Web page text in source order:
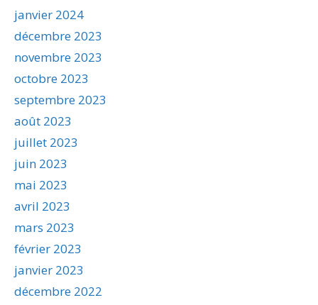
janvier 2024
décembre 2023
novembre 2023
octobre 2023
septembre 2023
août 2023
juillet 2023
juin 2023
mai 2023
avril 2023
mars 2023
février 2023
janvier 2023
décembre 2022